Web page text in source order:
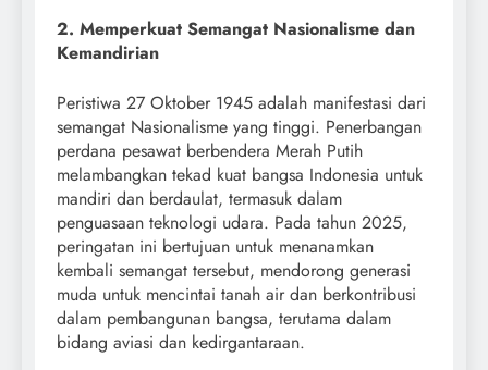
2. Memperkuat Semangat Nasionalisme dan
Kemandirian
Peristiwa 27 Oktober 1945 adalah manifestasi dari
semangat Nasionalisme yang tinggi. Penerbangan
perdana pesawat berbendera Merah Putih
melambangkan tekad kuat bangsa Indonesia untuk
mandiri dan berdaulat, termasuk dalam
penguasaan teknologi udara. Pada tahun 2025,
peringatan ini bertujuan untuk menanamkan
kembali semangat tersebut, mendorong generasi
muda untuk mencintai tanah air dan berkontribusi
dalam pembangunan bangsa, terutama dalam
bidang aviasi dan kedirgantaraan.